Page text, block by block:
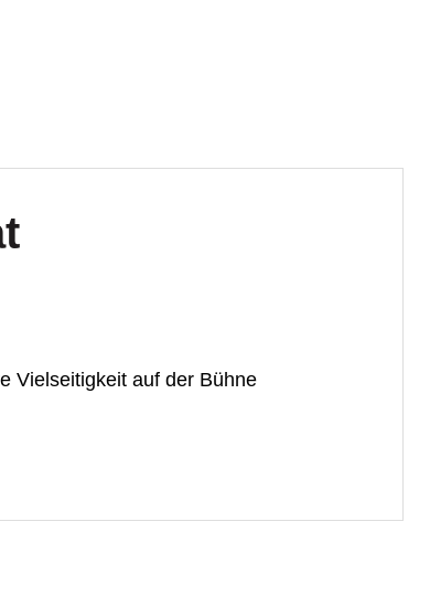
Vielseitigkeit auf der Bühne